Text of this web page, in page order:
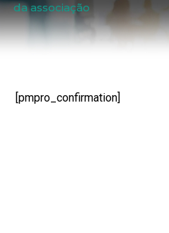
da associação
[pmpro_confirmation]